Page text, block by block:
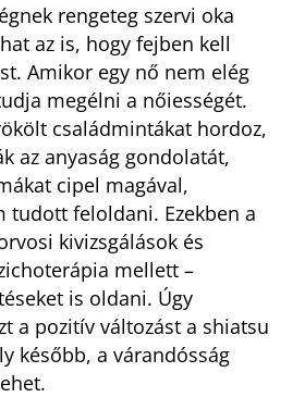
rengeteg szervi oka
az is, hogy fejben kell
Amikor egy nő nem elég
megélni a nőiességét.
családmintákat hordoz,
az anyaság gondolatát,
cipel magával,
tudott feloldani. Ezekben a
kivizsgálások és
mellett –
is oldani. Úgy
a pozitív változást a shiatsu
később, a várandósság